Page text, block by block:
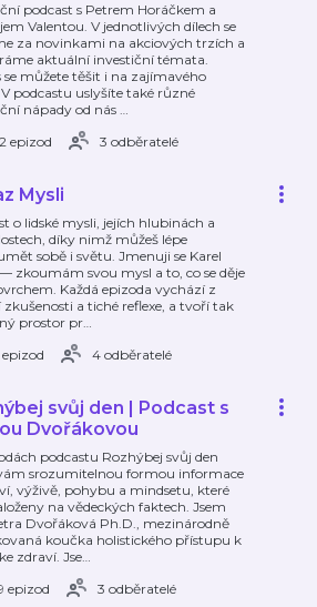
podcast s Petrem Horáčkem a
Valentou. V jednotlivých dílech se
za novinkami na akciových trzích a
aktuální investiční témata.
se můžete těšit i na zajímavého
podcastu uslyšíte také různé
nápady od nás …
epizod
3 odběratelé
Mysli
o lidské mysli, jejích hlubinách a
díky nimž můžeš lépe
sobě i světu. Jmenuji se Karel
zkoumám svou mysl a to, co se děje
Každá epizoda vychází z
zkušenosti a tiché reflexe, a tvoří tak
prostor pr…
4 odběratelé
svůj den | Podcast s
Dvořákovou
podcastu Rozhýbej svůj den
srozumitelnou formou informace
výživě, pohybu a mindsetu, které
na vědeckých faktech. Jsem
Dvořáková Ph.D., mezinárodně
koučka holistického přístupu k
zdraví. Jse…
epizod
3 odběratelé